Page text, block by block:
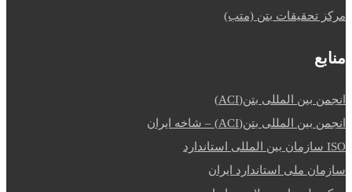
مرکز تحقیقات بتن (متب)
منابع
انجمن بین المللی بتن(ACI)
انجمن بین المللی بتن(ACI) – شاخه ایران
ISO سازمان بین المللی استاندارد
سازمان ملی استاندارد ایران